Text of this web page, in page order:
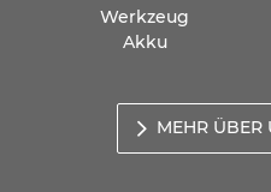
Werkzeug
Akku
MEHR ÜBER